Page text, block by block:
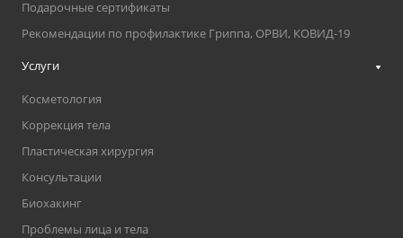
Подарочные сертификаты
Рекомендации по профилактике Гриппа, ОРВИ, КОВИД-19
Услуги
Косметология
Коррекция тела
Пластическая хирургия
Консультации
Биохакинг
Проблемы лица и тела